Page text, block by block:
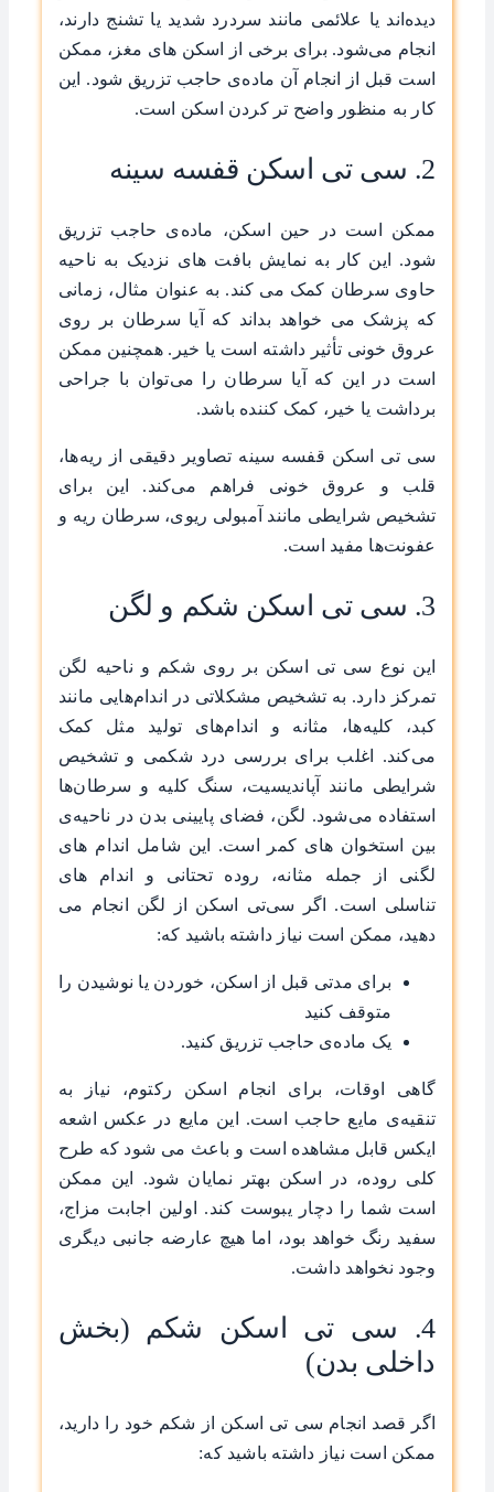
دیده‌اند یا علائمی مانند سردرد شدید یا تشنج دارند،
انجام می‌شود. برای برخی از اسکن های مغز، ممکن
است قبل از انجام آن ماده‌ی حاجب تزریق شود. این
کار به منظور واضح تر کردن اسکن است.
2. سی تی اسکن قفسه سینه
ممکن است در حین اسکن، ماده‌ی حاجب تزریق
شود. این کار به نمایش بافت های نزدیک به ناحیه
حاوی سرطان کمک می کند. به عنوان مثال، زمانی
که پزشک می خواهد بداند که آیا سرطان بر روی
عروق خونی تأثیر داشته است یا خیر. همچنین ممکن
است در این که آیا سرطان را می‌‌توان با جراحی
برداشت یا خیر، کمک کننده باشد.
سی تی اسکن قفسه سینه تصاویر دقیقی از ریه‌ها،
قلب و عروق خونی فراهم می‌کند. این برای
تشخیص شرایطی مانند آمبولی ریوی، سرطان ریه و
عفونت‌ها مفید است.
3. سی تی اسکن شکم و لگن
این نوع سی تی اسکن بر روی شکم و ناحیه لگن
تمرکز دارد. به تشخیص مشکلاتی در اندام‌هایی مانند
کبد، کلیه‌ها، مثانه و اندام‌های تولید مثل کمک
می‌کند. اغلب برای بررسی درد شکمی و تشخیص
شرایطی مانند آپاندیسیت، سنگ کلیه و سرطان‌ها
استفاده می‌شود. لگن، فضای پایینی بدن در ناحیه‌ی
بین استخوان های کمر است. این شامل اندام های
لگنی از جمله مثانه، روده تحتانی و اندام های
تناسلی است. اگر سی‌تی اسکن از لگن انجام می
دهید، ممکن است نیاز داشته باشید که:
برای مدتی قبل از اسکن، خوردن یا نوشیدن را
متوقف کنید
یک ماده‌ی حاجب تزریق کنید.
گاهی اوقات، برای انجام اسکن رکتوم، نیاز به
تنقیه‌ی مایع حاجب است. این مایع در عکس اشعه
ایکس قابل مشاهده است و باعث می شود که طرح
کلی روده، در اسکن بهتر نمایان شود. این ممکن
است شما را دچار یبوست کند. اولین اجابت مزاج،
سفید رنگ خواهد بود، اما هیچ عارضه جانبی دیگری
وجود نخواهد داشت.
4. سی تی اسکن شکم (بخش
داخلی بدن)
اگر قصد انجام سی ‌تی اسکن از شکم خود را دارید،
ممکن است نیاز داشته باشید که: